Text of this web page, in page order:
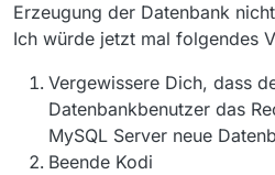
Erzeugung der Datenbank
Ich würde jetzt mal folgendes
Vergewissere Dich, dass
Datenbankbenutzer das
MySQL Server neue
Beende Kodi